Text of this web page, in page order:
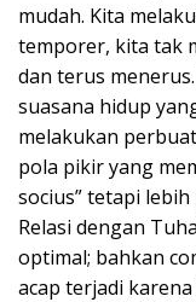
mudah. Kita
temporer, kita tak
dan terus
suasana hidup
melakukan
pola pikir yang
socius” tetapi
Relasi dengan
optimal; bahkan
acap terjadi